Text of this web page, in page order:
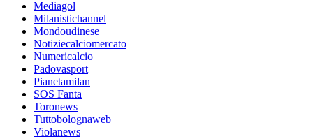
Mediagol
Milanistichannel
Mondoudinese
Notiziecalciomercato
Numericalcio
Padovasport
Pianetamilan
SOS Fanta
Toronews
Tuttobolognaweb
Violanews